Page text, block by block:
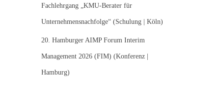
Fachlehrgang „KMU-Berater für
Unternehmensnachfolge“ (Schulung | Köln)
20. Hamburger AIMP Forum Interim
Management 2026 (FIM) (Konferenz |
Hamburg)